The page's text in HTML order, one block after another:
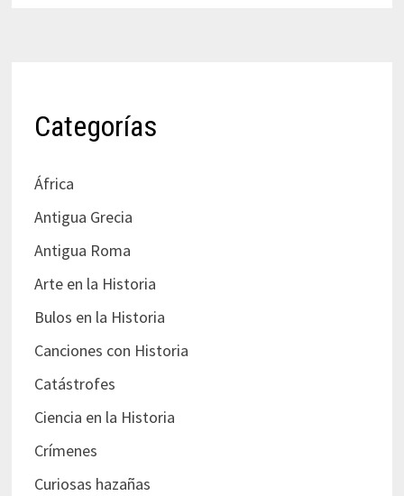
Categorías
África
Antigua Grecia
Antigua Roma
Arte en la Historia
Bulos en la Historia
Canciones con Historia
Catástrofes
Ciencia en la Historia
Crímenes
Curiosas hazañas